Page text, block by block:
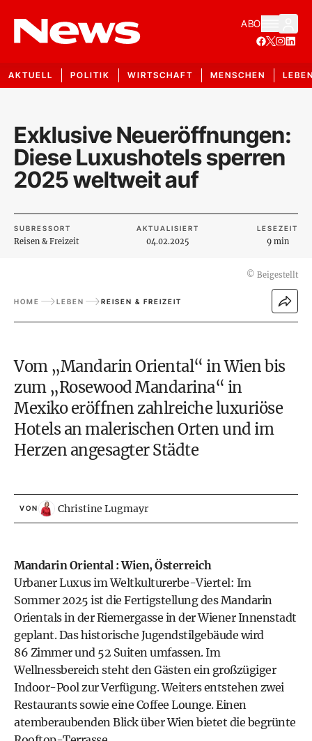
ABO
AKTUELL POLITIK WIRTSCHAFT MENSCHEN
Exklusive Neueröffnungen:
Diese Luxushotels sperren
2025 weltweit auf
SUBRESSORT
Reisen & Freizeit
AKTUALISIERT
04.02.2025
LESEZEIT
9 min
© Beigestellt
HOME LEBEN REISEN & FREIZEIT
Vom „Mandarin Oriental“ in Wien bis
zum „Rosewood Mandarina“ in
Mexiko eröffnen zahlreiche luxuriöse
Hotels an malerischen Orten und im
Herzen angesagter Städte
VON Christine Lugmayr
Mandarin Oriental : Wien, Österreich
Urbaner Luxus im Weltkulturerbe-Viertel: Im
Sommer 2025 ist die Fertigstellung des Mandarin
Orientals in der Riemergasse in der Wiener Innenstadt
geplant. Das historische Jugendstilgebäude wird
86 Zimmer und 52 Suiten umfassen. Im
Wellnessbereich steht den Gästen ein großzügiger
Indoor-Pool zur Verfügung. Weiters entstehen zwei
Restaurants sowie eine Coffee Lounge. Einen
atemberaubenden Blick über Wien bietet die begrünte